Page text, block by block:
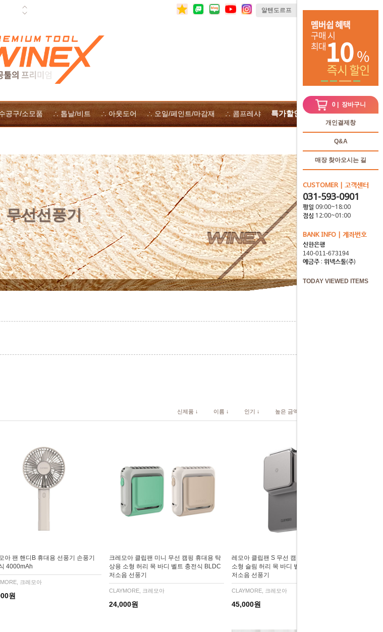
드
공구/소모품 ∴ 톱날/비트 ∴ 아웃도어 ∴ 오일/페인트/마감재 ∴ 콤프레샤 특가할인 ∴전체상품
0 | 장바구니
개인결제창
Q&A
매장 찾아오시는 길
CUSTOMER | 고객센터
031-593-0901
평일 09:00~18:00
점심 12:00~01:00
BANK INFO | 계좌번호
신한은행
예금주 : 위넥스툴(주)
TODAY VIEWED ITEMS
무선선풍기
신제품 ↓ 이름 ↓ 인기 ↓ 높은 금액 ↓
아 팬 핸디B 휴대용 선풍기 손풍기
4000mAh
크레모아
원
크레모아 클립팬 미니 무선 캠핑 휴대용 탁
상용 소형 허리 목 바디 벨트 충전식 BLDC
저소음 선풍기
CLAYMORE, 크레모아
24,000원
레모아 클립팬 S 무선 캠핑 휴대용 탁상용
소형 슬림 허리 목 바디 벨트 충전식 BLDC
저소음 선풍기
CLAYMORE, 크레모아
45,000원